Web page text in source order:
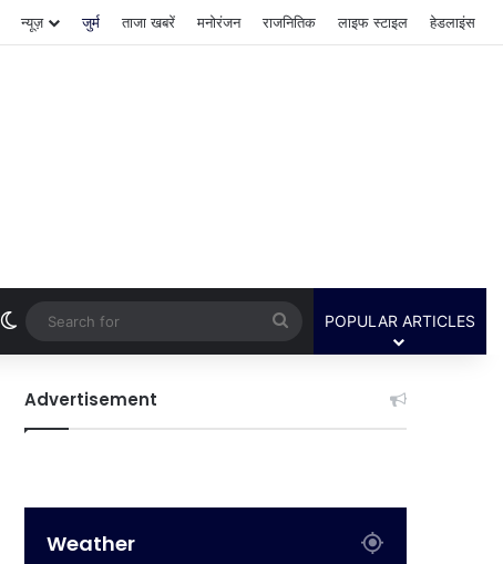
न्यूज़ जुर्म ताजा खबरें मनोरंजन राजनितिक लाइफ स्टाइल हेडलाइंस
Switch skin
Search
for
POPULAR ARTICLES
Advertisement
Weather